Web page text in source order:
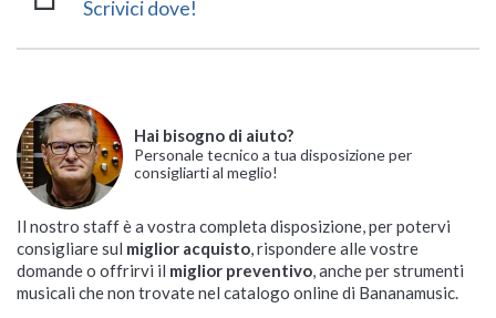
Scrivici dove!
Hai bisogno di aiuto?
Personale tecnico a tua disposizione per
consigliarti al meglio!
Il nostro staff è a vostra completa disposizione, per potervi
consigliare sul miglior acquisto , rispondere alle vostre
domande o offrirvi il miglior preventivo , anche per strumenti
musicali che non trovate nel catalogo online di Bananamusic.